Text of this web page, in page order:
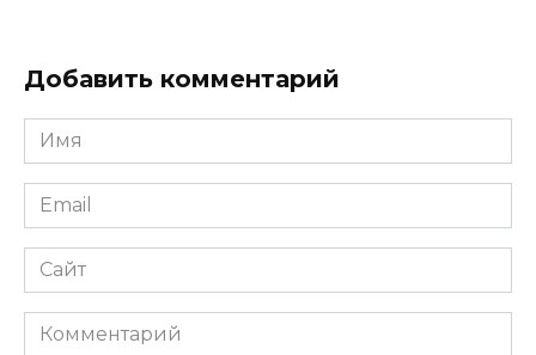
Добавить комментарий
Имя
*
Email
*
Сайт
Комментарий